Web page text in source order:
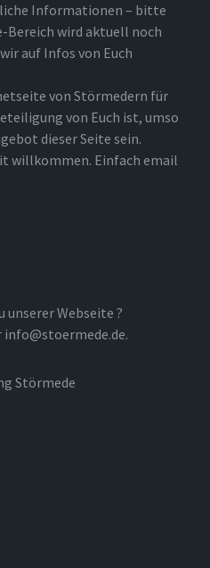
Informationen – bitte
Bereich wird aktuell noch
auf Infos von Euch
von Störmedern für
von Euch ist, umso
dieser Seite sein.
willkommen. Einfach email
unserer Webseite ?
Störmede